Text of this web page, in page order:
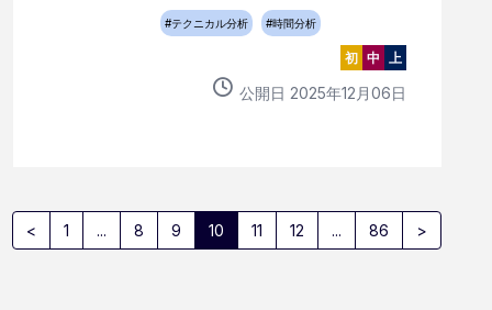
ブレイクしないかぎり、反落の流れ継
続。
#テクニカル分析 #時間分析
初 中 上
公開日 2025年12 月06日
< 1 ... 8 9 10 11 12 ... 86 >